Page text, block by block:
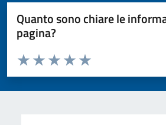
Quanto sono chiare le
pagina?
Valuta da 1 a 5 stelle la pagina
Valuta 5 stelle su 5
Valuta 4 stelle su 5
Valuta 3 stelle su 5
Valuta 2 stelle su 5
Valuta 1 stelle su 5